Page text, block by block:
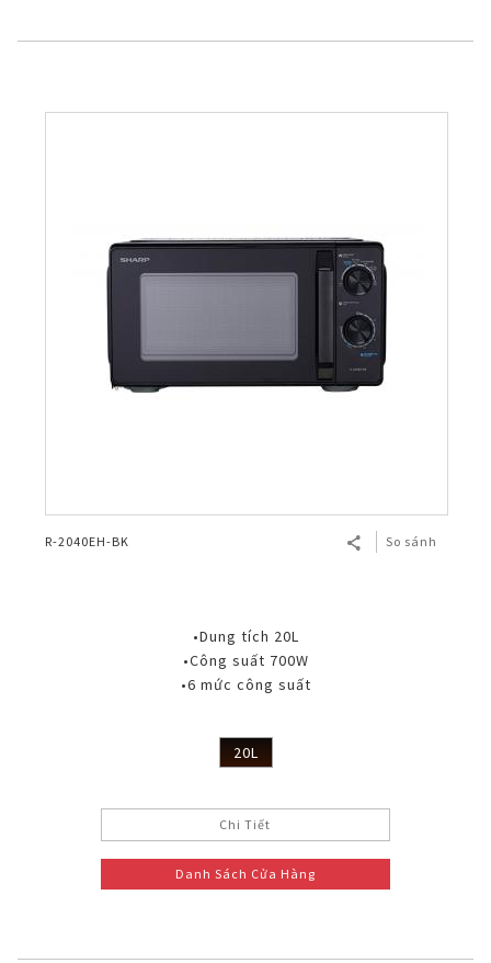
R-2040EH-BK So sánh
•Dung tích 20L
•Công suất 700W
•6 mức công suất
20L
Chi Tiết
Danh Sách Cửa Hàng